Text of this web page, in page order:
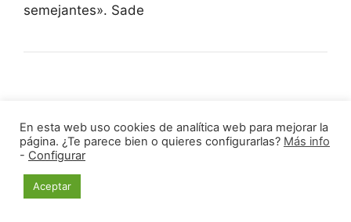
semejantes». Sade
2010
La Pirámide Poblacional teóricamente es una
campana de Gauss, pero en la práctica no se
En esta web uso cookies de analítica web para mejorar la
página. ¿Te parece bien o quieres configurarlas? Más info
- Configurar
Aceptar